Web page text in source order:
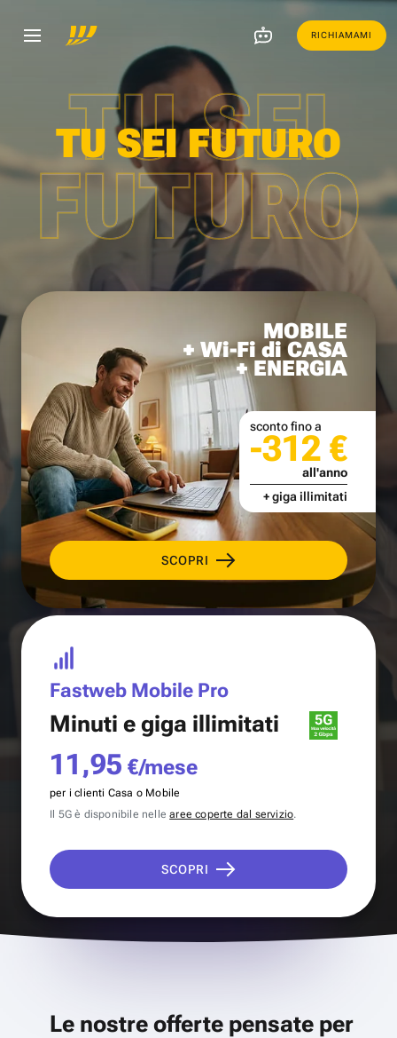
RICHIAMAMI
TU SEI
FUTURO
TU SEI FUTURO
MOBILE
+ Wi-Fi di CASA
+ ENERGIA
SCOPRI
sconto fino a
-312 €
all'anno
+ giga illimitati
Fastweb Mobile Pro
Minuti e giga illimitati
11,95 €/mese
per i clienti Casa o Mobile
Il 5G è disponibile nellearee coperte dal servizio.
SCOPRI
Le nostre offerte pensate per